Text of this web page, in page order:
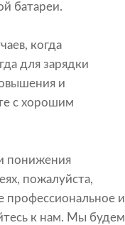
батареи.
когда
для зарядки
и
с хорошим
понижения
пожалуйста,
профессиональное и
к нам. Мы будем